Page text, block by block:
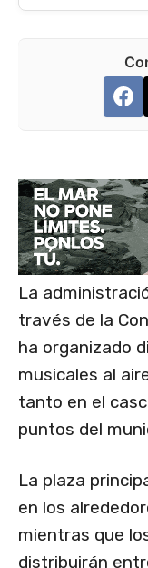
La
través de la
ha organizado
musicales al
tanto en el
puntos del
La plaza
en los
mientras que
distribuirán